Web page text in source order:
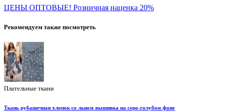
ЦЕНЫ ОПТОВЫЕ! Розничная наценка 20%
Рекомендуем также посмотреть
Плательные ткани
Ткань рубашечная хлопок со льном вышивка на серо-голубом фоне